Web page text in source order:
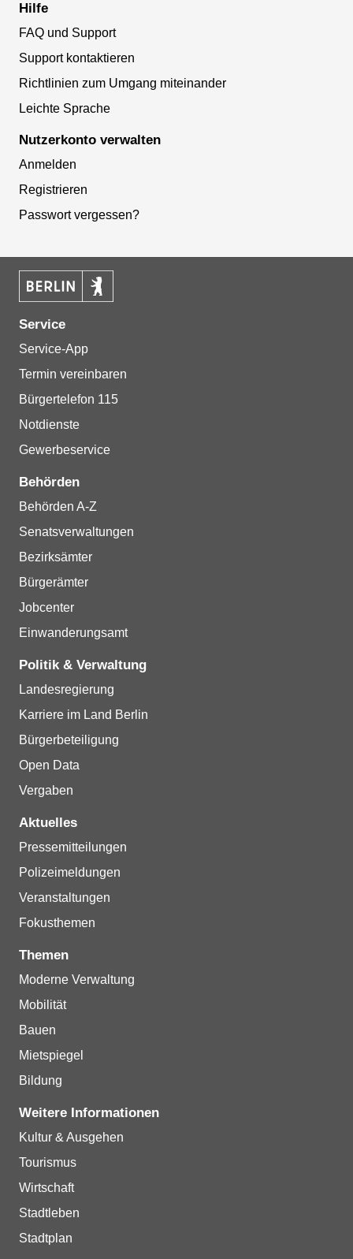
Hilfe
FAQ und Support
Support kontaktieren
Richtlinien zum Umgang miteinander
Leichte Sprache
Nutzerkonto verwalten
Anmelden
Registrieren
Passwort vergessen?
Service
Service-App
Termin vereinbaren
Bürgertelefon 115
Notdienste
Gewerbeservice
Behörden
Behörden A-Z
Senatsverwaltungen
Bezirksämter
Bürgerämter
Jobcenter
Einwanderungsamt
Politik & Verwaltung
Landesregierung
Karriere im Land Berlin
Bürgerbeteiligung
Open Data
Vergaben
Aktuelles
Pressemitteilungen
Polizeimeldungen
Veranstaltungen
Fokusthemen
Themen
Moderne Verwaltung
Mobilität
Bauen
Mietspiegel
Bildung
Weitere Informationen
Kultur & Ausgehen
Tourismus
Wirtschaft
Stadtleben
Stadtplan